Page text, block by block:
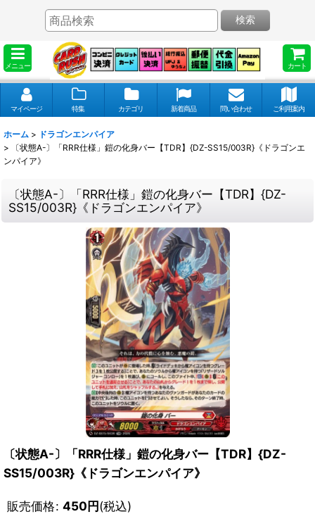
メニュー カート
検索
マイページ 特集 カテゴリ 新着商品 問い合わせ ご利用案内
ホーム > ドラゴンエンパイア
>
〔状態A-〕「RRR仕様」鎧の化身バー【TDR】{DZ-SS15/003R}《ドラゴンエ
ンパイア》
〔状態A-〕「RRR仕様」鎧の化身バー【TDR】{DZ-
SS15/003R}《ドラゴンエンパイア》
〔状態A-〕「RRR仕様」鎧の化身バー【TDR】{DZ-
SS15/003R}《ドラゴンエンパイア》
販売価格: 450円(税込)